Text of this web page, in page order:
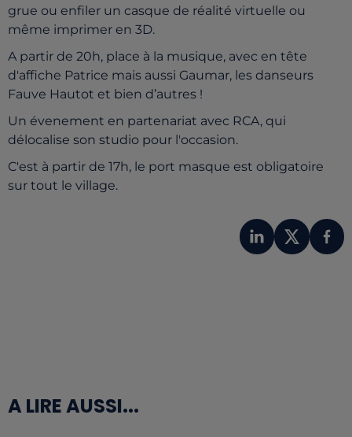
grue ou enfiler un casque de réalité virtuelle ou
même imprimer en 3D.
A partir de 20h, place à la musique, avec en tête
d'affiche Patrice mais aussi Gaumar, les danseurs
Fauve Hautot et bien d’autres !
Un évenement en partenariat avec RCA, qui
délocalise son studio pour l'occasion.
C'est à partir de 17h, le port masque est obligatoire
sur tout le village.
A LIRE AUSSI...